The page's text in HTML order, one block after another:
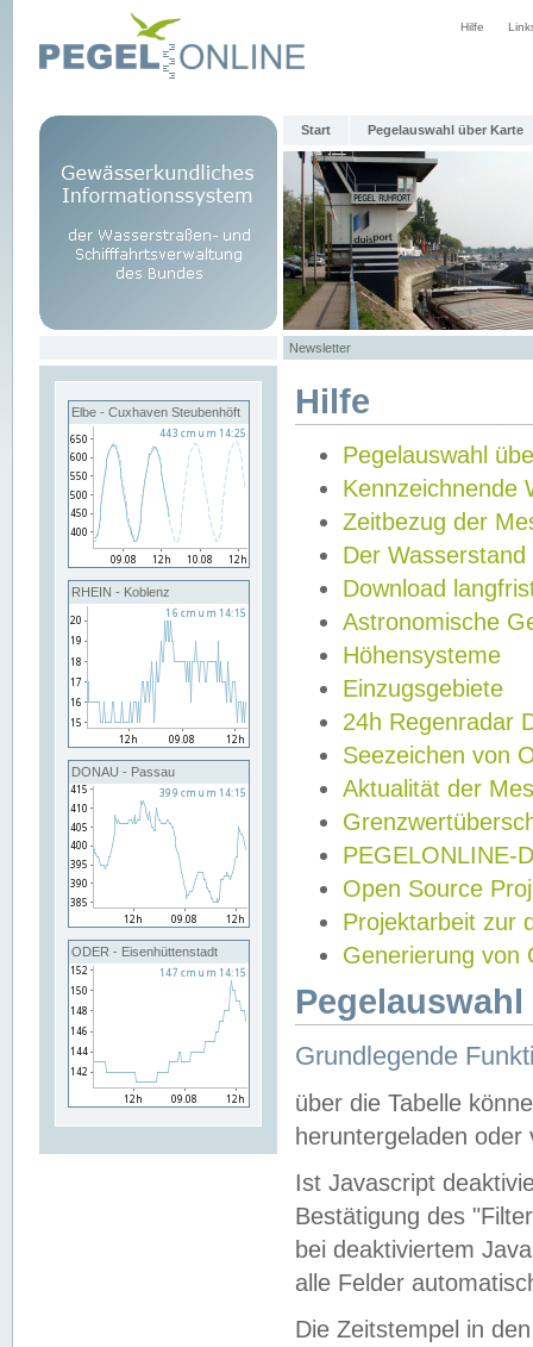
Hilfe
Start Pegelauswahl über Karte
Newsletter
Elbe - Cuxhaven Steubenhöft
RHEIN - Koblenz
DONAU - Passau
ODER - Eisenhüttenstadt
Hilfe
Pegelauswahl
Kennzeichnende
Zeitbezug der
Der Wasserstand
Download
Astronomische
Höhensysteme
Einzugsgebiete
24h Regenradar
Seezeichen von
Aktualität der
PEGELONLINE-
Open Source
Projektarbeit zur
Generierung von
Grundlegende
über die Tabelle
heruntergeladen oder
Ist Javascript
Bestätigung des
bei deaktiviertem
alle Felder
Die Zeitstempel in